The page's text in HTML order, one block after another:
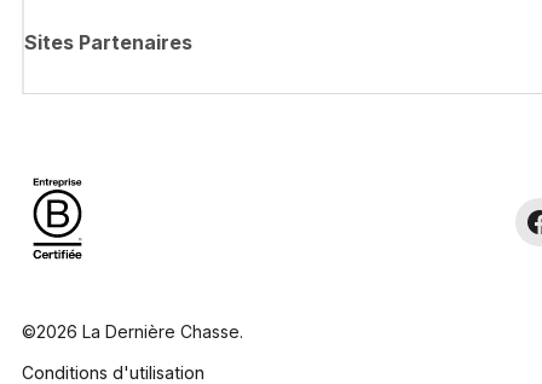
Sites Partenaires
©2026 La Dernière Chasse.
Conditions d'utilisation